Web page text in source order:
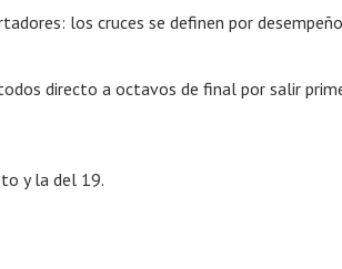
los cruces se definen por
directo a octavos de final por salir
y la del 19.